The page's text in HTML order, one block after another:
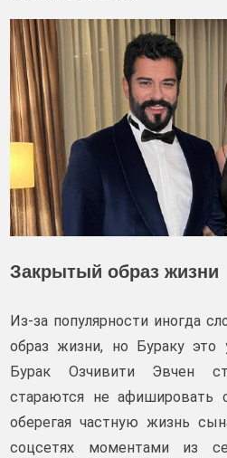
Закрытый образ жизни
Из-за популярности иногда
образ жизни, но Бураку это
Бурак Озчивити Эвчен
стараются не
оберегая частную жизнь
соцсетях моментами из